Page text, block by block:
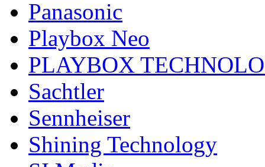
Panasonic
Playbox Neo
PLAYBOX
Sachtler
Sennheiser
Shining Technology